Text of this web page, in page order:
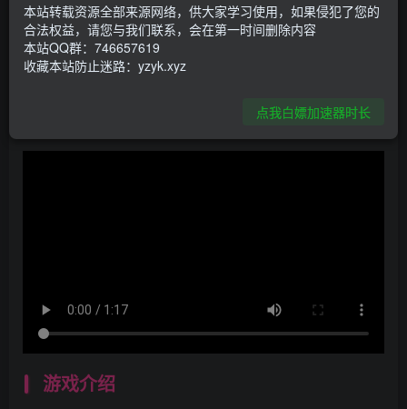
资源下载
PC-点击下载
游戏介绍
本站转载资源全部来源网络，供大家学习使用，如果侵犯了您的
合法权益，请您与我们联系，会在第一时间删除内容
本站QQ群：746657619
收藏本站防止迷路：yzyk.xyz
点我白嫖加速器时长